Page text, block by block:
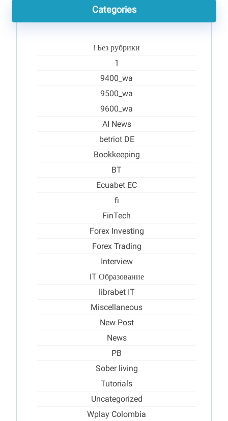
Categories
! Без рубрики
1
9400_wa
9500_wa
9600_wa
AI News
betriot DE
Bookkeeping
BT
Ecuabet EC
fi
FinTech
Forex Investing
Forex Trading
Interview
IT Образование
librabet IT
Miscellaneous
New Post
News
PB
Sober living
Tutorials
Uncategorized
Wplay Colombia